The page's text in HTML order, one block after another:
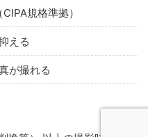
規格準拠）
える
が撮れる